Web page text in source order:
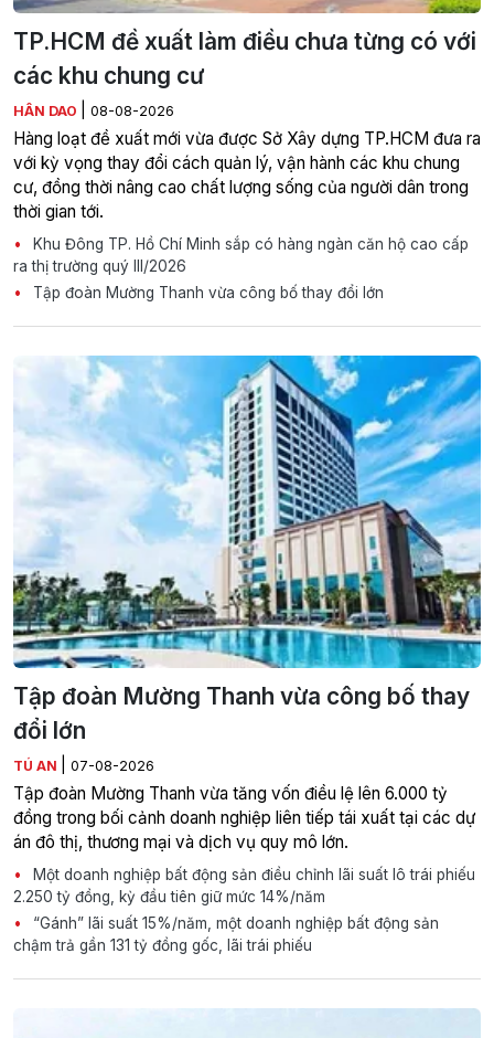
TP.HCM đề xuất làm điều chưa từng có với
các khu chung cư
HÂN DAO 08-08-2026
Hàng loạt đề xuất mới vừa được Sở Xây dựng TP.HCM đưa ra
với kỳ vọng thay đổi cách quản lý, vận hành các khu chung
cư, đồng thời nâng cao chất lượng sống của người dân trong
thời gian tới.
Khu Đông TP. Hồ Chí Minh sắp có hàng ngàn căn hộ cao cấp
ra thị trường quý III/2026
Tập đoàn Mường Thanh vừa công bố thay đổi lớn
Tập đoàn Mường Thanh vừa công bố thay
đổi lớn
TÚ AN 07-08-2026
Tập đoàn Mường Thanh vừa tăng vốn điều lệ lên 6.000 tỷ
đồng trong bối cảnh doanh nghiệp liên tiếp tái xuất tại các dự
án đô thị, thương mại và dịch vụ quy mô lớn.
Một doanh nghiệp bất động sản điều chỉnh lãi suất lô trái phiếu
2.250 tỷ đồng, kỳ đầu tiên giữ mức 14%/năm
“Gánh” lãi suất 15%/năm, một doanh nghiệp bất động sản
chậm trả gần 131 tỷ đồng gốc, lãi trái phiếu